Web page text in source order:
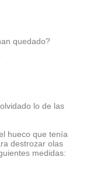
quedado?
lo de las
hueco que tenía
destrozar olas
medidas: